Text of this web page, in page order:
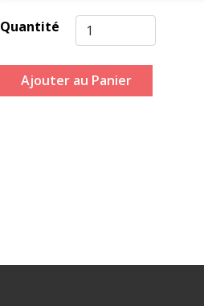
Quantité
Ajouter au Panier